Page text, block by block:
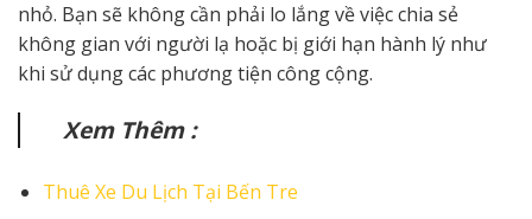
nhỏ. Bạn sẽ không cần phải lo lắng về việc chia sẻ
không gian với người lạ hoặc bị giới hạn hành lý như
khi sử dụng các phương tiện công cộng.
Xem Thêm :
Thuê Xe Du Lịch Tại Bến Tre